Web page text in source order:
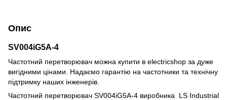
Опис
SV004iG5A-4
Частотний перетворювач можна купити в electricshop за дуже
вигідними цінами. Надаємо гарантію на частотники та технічну
підтримку наших інженерів.
Частотний перетворювач SV004iG5А-4 виробника LS Industrial